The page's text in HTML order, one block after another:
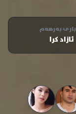
باری بەرهەم
ئازاد کرا